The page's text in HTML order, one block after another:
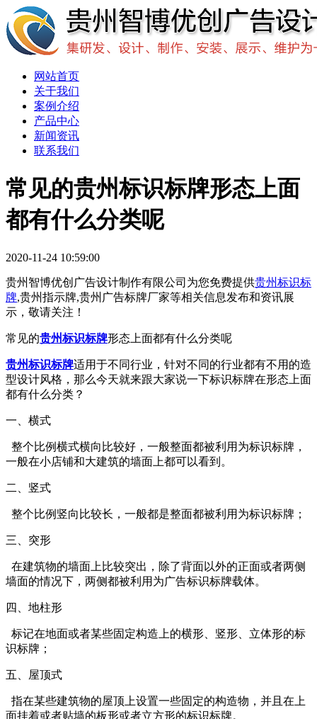
网站首页
关于我们
案例介绍
产品中心
新闻资讯
联系我们
常见的贵州标识标牌形态上面
都有什么分类呢
2020-11-24 10:59:00
贵州智博优创广告设计制作有限公司为您免费提供贵州标识标
牌,贵州指示牌,贵州广告标牌厂家等相关信息发布和资讯展
示，敬请关注！
常见的贵州标识标牌形态上面都有什么分类呢
贵州标识标牌适用于不同行业，针对不同的行业都有不用的造
型设计风格，那么今天就来跟大家说一下标识标牌在形态上面
都有什么分类？
一、横式
整个比例横式横向比较好，一般整面都被利用为标识标牌，
一般在小店铺和大建筑的墙面上都可以看到。
二、竖式
整个比例竖向比较长，一般都是整面都被利用为标识标牌；
三、突形
在建筑物的墙面上比较突出，除了背面以外的正面或者两侧
墙面的情况下，两侧都被利用为广告标识标牌载体。
四、地柱形
标记在地面或者某些固定构造上的横形、竖形、立体形的标
识标牌；
五、屋顶式
指在某些建筑物的屋顶上设置一些固定的构造物，并且在上
面挂着或者贴墙的板形或者立方形的标识标牌。